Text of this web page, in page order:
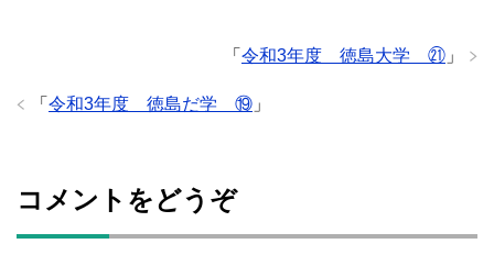
「 令和3年度 徳島大学 ㉑ 」
「 令和3年度 徳島だ学 ⑲ 」
コメントをどうぞ